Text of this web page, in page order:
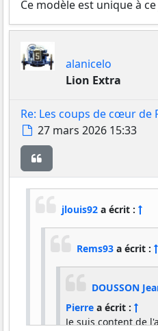
Ce modèle est unique à ce
alanicelo
Lion Extra
Re: Les coups de cœur de
Message
27 mars 2026 15:33
jlouis92 a écrit :
Rems93 a écrit :
DOUSSON
Pierre a écrit :
Je suis content de